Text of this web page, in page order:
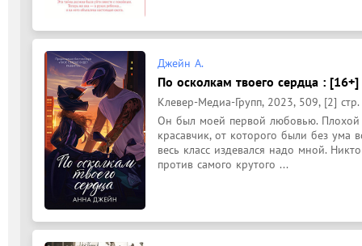
Джейн А.
По осколкам твоего сердца : [16+]
Клевер-Медиа-Групп, 2023, 509, [2] стр.
Он был моей первой любовью. Плохой
красавчик, от которого были без ума
весь класс издевался надо мной.
против самого крутого ...